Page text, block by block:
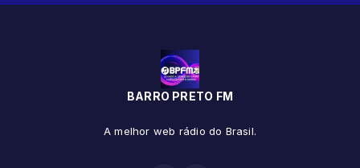
BARRO PRETO FM
A melhor web rádio do Brasil.